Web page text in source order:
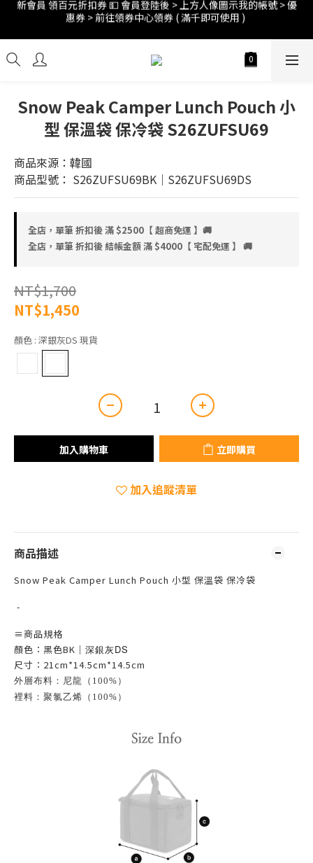
訂單折扣後滿$2500超商免運;$4000宅配免運 🚚
Snow Peak Camper Lunch Pouch 小
型 保溫袋 保冷袋 S26ZUFSU69
商品來源：韓國
商品型號： S26ZUFSU69BK｜S26ZUFSU69DS
全店，單筆 折扣後 滿 $2500【 超商免運 】🚚
全店，單筆 折扣後 結帳金額 滿 $4000【 宅配免運 】 🚚
NT$1,700
NT$1,450
顏色 : 深銀灰DS 現貨
加入購物車 立即購買
加入追蹤清單
商品描述
Snow Peak Camper Lunch Pouch 小型 保溫袋 保冷袋
-
≡商品規格
顏色：黑色BK｜ 深銀灰DS
尺寸：21cm*14.5cm*14.5cm
外層布料：尼龍（100%）
裡料：聚氯乙烯（100%）